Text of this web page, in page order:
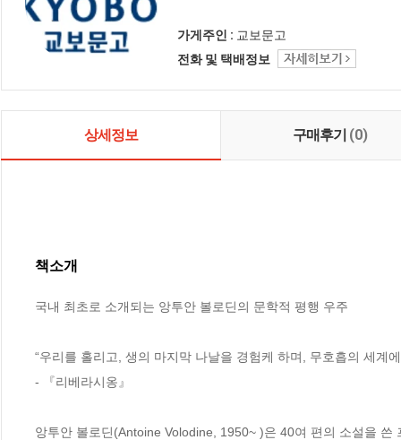
가게주인 : 교보문고
전화 및 택배정보
상세정보 구매후기 (0)
책소개
국내 최초로 소개되는 앙투안 볼로딘의 문학적 평행 우주
“우리를 홀리고, 생의 마지막 나날을 경험케 하며, 무호흡의 세계
- 『리베라시옹』
앙투안 볼로딘(Antoine Volodine, 1950~ )은 40여 편의 소설을